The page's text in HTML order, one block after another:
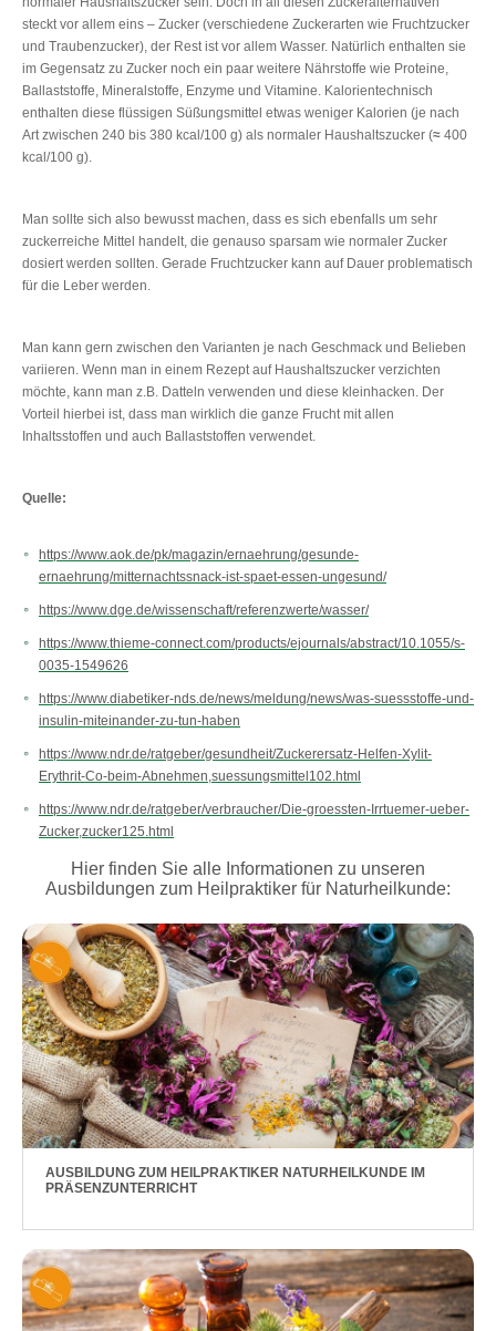
steckt vor allem eins – Zucker (verschiedene Zuckerarten wie Fruchtzucker
und Traubenzucker), der Rest ist vor allem Wasser. Natürlich enthalten sie
im Gegensatz zu Zucker noch ein paar weitere Nährstoffe wie Proteine,
Ballaststoffe, Mineralstoffe, Enzyme und Vitamine. Kalorientechnisch
enthalten diese flüssigen Süßungsmittel etwas weniger Kalorien (je nach
Art zwischen 240 bis 380 kcal/100 g) als normaler Haushaltszucker (≈ 400
kcal/100 g).
Man sollte sich also bewusst machen, dass es sich ebenfalls um sehr
zuckerreiche Mittel handelt, die genauso sparsam wie normaler Zucker
dosiert werden sollten. Gerade Fruchtzucker kann auf Dauer problematisch
für die Leber werden.
Man kann gern zwischen den Varianten je nach Geschmack und Belieben
variieren. Wenn man in einem Rezept auf Haushaltszucker verzichten
möchte, kann man z.B. Datteln verwenden und diese kleinhacken. Der
Vorteil hierbei ist, dass man wirklich die ganze Frucht mit allen
Inhaltsstoffen und auch Ballaststoffen verwendet.
Quelle:
https://www.aok.de/pk/magazin/ernaehrung/gesunde-
ernaehrung/mitternachtssnack-ist-spaet-essen-ungesund/
https://www.dge.de/wissenschaft/referenzwerte/wasser/
https://www.thieme-connect.com/products/ejournals/abstract/10.1055/s-
0035-1549626
https://www.diabetiker-nds.de/news/meldung/news/was-suessstoffe-und-
insulin-miteinander-zu-tun-haben
https://www.ndr.de/ratgeber/gesundheit/Zuckerersatz-Helfen-Xylit-
Erythrit-Co-beim-Abnehmen,suessungsmittel102.html
https://www.ndr.de/ratgeber/verbraucher/Die-groessten-Irrtuemer-ueber-
Zucker,zucker125.html
Hier finden Sie alle Informationen zu unseren
Ausbildungen zum Heilpraktiker für Naturheilkunde:
AUSBILDUNG ZUM HEILPRAKTIKER NATURHEILKUNDE IM
PRÄSENZUNTERRICHT